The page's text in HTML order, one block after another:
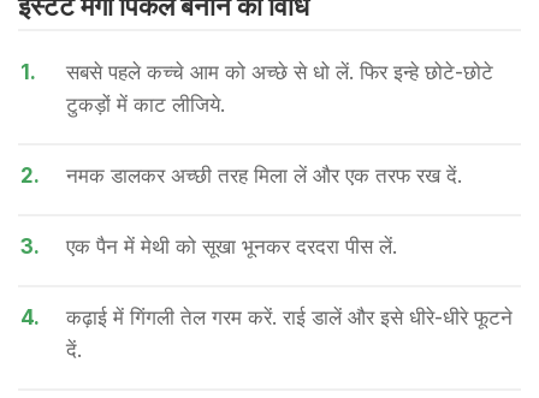
1.
सबसे पहले कच्चे आम को अच्छे से धो लें. फिर इन्हे छोटे-छोटे
टुकड़ों में काट लीजिये.
2. नमक डालकर अच्छी तरह मिला लें और एक तरफ रख दें.
3. एक पैन में मेथी को सूखा भूनकर दरदरा पीस लें.
4.
कढ़ाई में गिंगली तेल गरम करें. राई डालें और इसे धीरे-धीरे फूटने
दें.